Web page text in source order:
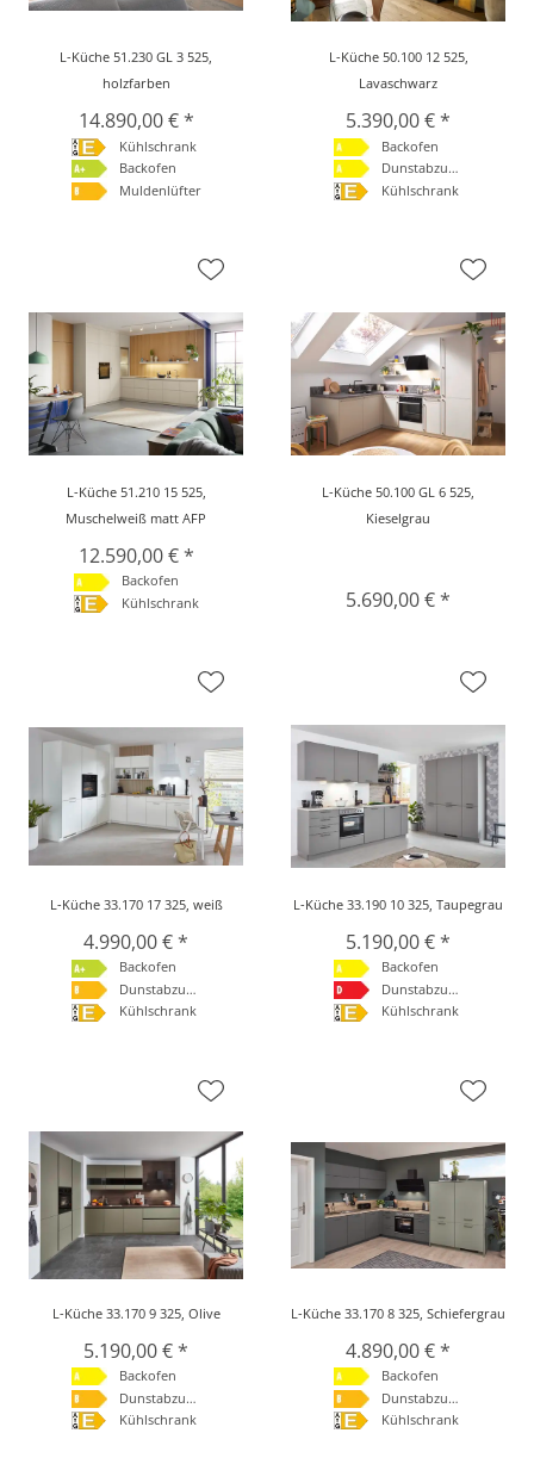
L-Küche 51.230 GL 3 525,
holzfarben
14.890,00 € *
Kühlschrank
Backofen
Muldenlüfter
L-Küche 50.100 12 525,
Lavaschwarz
5.390,00 € *
Backofen
Dunstabzugshaube
Kühlschrank
L-Küche 51.210 15 525,
Muschelweiß matt AFP
12.590,00 € *
Backofen
Kühlschrank
L-Küche 50.100 GL 6 525,
Kieselgrau
5.690,00 € *
L-Küche 33.170 17 325, weiß
4.990,00 € *
Backofen
Dunstabzugshaube
Kühlschrank
L-Küche 33.190 10 325, Taupegrau
5.190,00 € *
Backofen
Dunstabzugshaube
Kühlschrank
L-Küche 33.170 9 325, Olive
5.190,00 € *
Backofen
Dunstabzugshaube
Kühlschrank
L-Küche 33.170 8 325, Schiefergrau
4.890,00 € *
Backofen
Dunstabzugshaube
Kühlschrank